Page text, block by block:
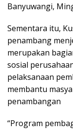
Banyuwangi,
Sementara itu,
penambang
merupakan
sosial
pelaksanaan
membantu
penambangan
“Program